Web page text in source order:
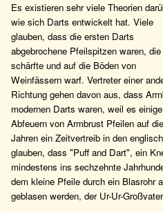
Es existieren sehr viele Theorien
wie sich Darts entwickelt hat. Viele
glauben, dass die ersten Darts
abgebrochene Pfeilspitzen waren,
schärfte und auf die Böden von
Weinfässern warf. Vertreter einer
Richtung gehen davon aus, dass
modernen Darts waren, weil es
Abfeuern von Armbrust Pfeilen auf
Jahren ein Zeitvertreib in den
glauben, dass "Puff and Dart", ein
mindestens ins sechzehnte
dem kleine Pfeile durch ein Blasrohr
geblasen werden, der Ur-Ur-